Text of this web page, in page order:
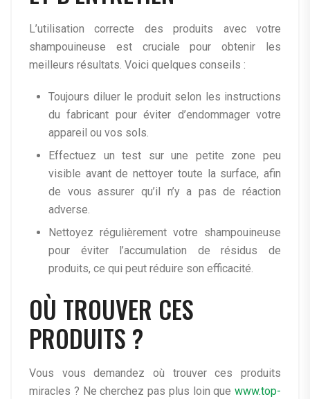
L’utilisation correcte des produits avec votre
shampouineuse est cruciale pour obtenir les
meilleurs résultats. Voici quelques conseils :
Toujours diluer le produit selon les instructions
du fabricant pour éviter d’endommager votre
appareil ou vos sols.
Effectuez un test sur une petite zone peu
visible avant de nettoyer toute la surface, afin
de vous assurer qu’il n’y a pas de réaction
adverse.
Nettoyez régulièrement votre shampouineuse
pour éviter l’accumulation de résidus de
produits, ce qui peut réduire son efficacité.
OÙ TROUVER CES
PRODUITS ?
Vous vous demandez où trouver ces produits
miracles ? Ne cherchez pas plus loin que www.top-